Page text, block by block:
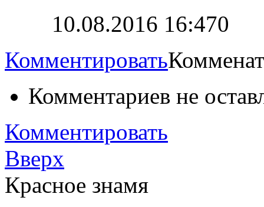
10.08.2016 16:470
Комментировать
Комментариев не
Комментировать
Вверх
Красное знамя